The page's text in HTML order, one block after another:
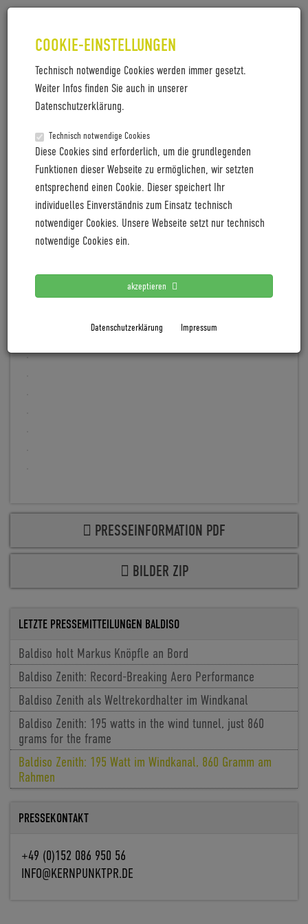
COOKIE-EINSTELLUNGEN
Technisch notwendige Cookies werden immer gesetzt.
Weiter Infos finden Sie auch in unserer
Datenschutzerklärung.
Technisch notwendige Cookies
Diese Cookies sind erforderlich, um die grundlegenden
Funktionen dieser Webseite zu ermöglichen, wir setzten
entsprechend einen Cookie. Dieser speichert Ihr
individuelles Einverständnis zum Einsatz technisch
notwendiger Cookies. Unsere Webseite setzt nur technisch
notwendige Cookies ein.
akzeptieren
Datenschutzerklärung Impressum
BALDISO ZENITH: 195 WATT IM
WINDKANAL, 860 GRAMM AM
RAHMEN
DAS BESTE RENNRAD DER WELT?
Das Zenith der Allgäuer Edel-Road-Bike-Marke Baldiso
überraschenden Komfort in einem konsequent auf
Performance ausgelegten Rennrad. Jedes Exemplar
PRESSEINFORMATION PDF
BILDER ZIP
LETZTE PRESSEMITTEILUNGEN BALDISO
Baldiso holt Markus Knöpfle an Bord
Baldiso Zenith: Record-Breaking Aero Performance
Baldiso Zenith als Weltrekordhalter im Windkanal
Baldiso Zenith: 195 watts in the wind tunnel, just 860
grams for the frame
Baldiso Zenith: 195 Watt im Windkanal, 860 Gramm am
Rahmen
PRESSEKONTAKT
+49 (0)152 086 950 56
INFO@KERNPUNKTPR.DE